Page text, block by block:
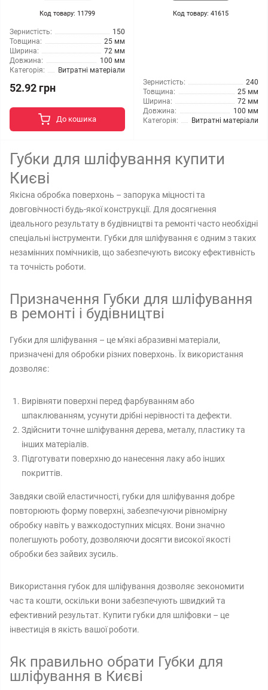
Код товару: 11799
Зернистість:
150
Товщина:
25 мм
Ширина:
72 мм
Довжина:
100 мм
Категорія:
Витратні матеріали
52.92 грн
До кошика
Код товару: 41615
Зернистість:
240
Товщина:
25 мм
Ширина:
72 мм
Довжина:
100 мм
Категорія:
Витратні матеріали
Губки для шліфування купити
Києві
Якісна обробка поверхонь – запорука міцності та
довговічності будь-якої конструкції. Для досягнення
ідеального результату в будівництві та ремонті часто необхідні
спеціальні інструменти. Губки для шліфування є одним з таких
незамінних помічників, що забезпечують високу ефективність
та точність роботи.
Призначення Губки для шліфування
в ремонті і будівництві
Губки для шліфування – це м'які абразивні матеріали,
призначені для обробки різних поверхонь. Їх використання
дозволяє:
Вирівняти поверхні перед фарбуванням або
шпаклюванням, усунути дрібні нерівності та дефекти.
Здійснити точне шліфування дерева, металу, пластику та
інших матеріалів.
Підготувати поверхню до нанесення лаку або інших
покриттів.
Завдяки своїй еластичності, губки для шліфування добре
повторюють форму поверхні, забезпечуючи рівномірну
обробку навіть у важкодоступних місцях. Вони значно
полегшують роботу, дозволяючи досягти високої якості
обробки без зайвих зусиль.
Використання губок для шліфування дозволяє зекономити
час та кошти, оскільки вони забезпечують швидкий та
ефективний результат. Купити губки для шліфовки – це
інвестиція в якість вашої роботи.
Як правильно обрати Губки для
шліфування в Києві